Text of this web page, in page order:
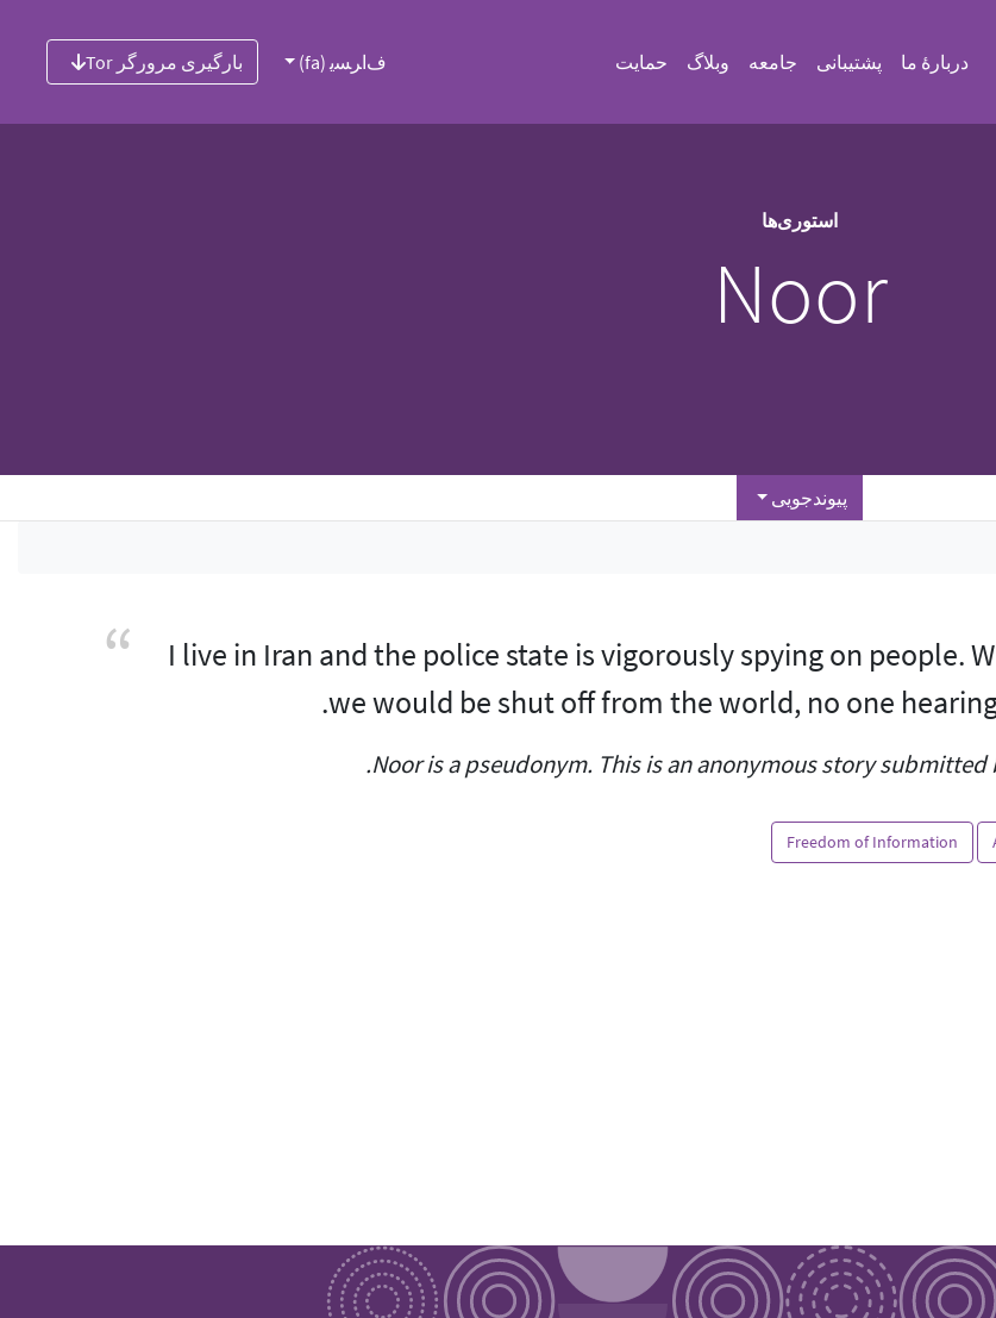
دربارهٔ ما پشتیبانی جامعه وبلاگ حمایت ﻑﺍﺮﺴﯾ (fa) بارگیری مرورگر Tor
استوری‌ها
Noor
پیوندجویی
I live in Iran and the police state is vigorously spying on people.
we would be shut off from the world, no one
Noor is a pseudonym. This is an anonymous story submitted
Freedom of Information